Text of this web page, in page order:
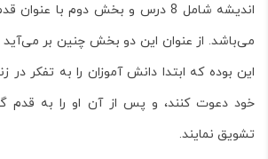
می‌باشد. از عنوان این دو بخش چنین بر
این بوده که ابتدا دانش آموزان را به تفکر در
خود دعوت کنند، و پس از آن او را به قدم
تشویق نمایند.